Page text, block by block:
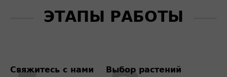
ЭТАПЫ РАБОТЫ
Свяжитесь с нами Выбор растений